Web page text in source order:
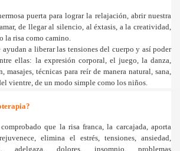
puerta para lograr la relajación, abrir nuestra
de llegar al silencio, al éxtasis, a la creatividad,
la risa como camino.
a liberar las tensiones del cuerpo y así poder
ellas: la expresión corporal, el juego, la danza,
masajes, técnicas para reír de manera natural, sana,
vientre, de un modo simple como los niños.
?
que la risa franca, la carcajada, aporta
elimina el estrés, tensiones, ansiedad,
adelgaza, dolores, insomnio, problemas